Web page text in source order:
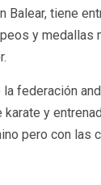
Balear, tiene
y medallas
federación
y
pero con las